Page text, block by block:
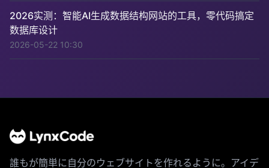
2026实测：智能AI生成数据结构网站的工具，零代码搞定
数据库设计
2026-05-22 10:30
誰もが簡単に自分のウェブサイトを作れるように。アイデ